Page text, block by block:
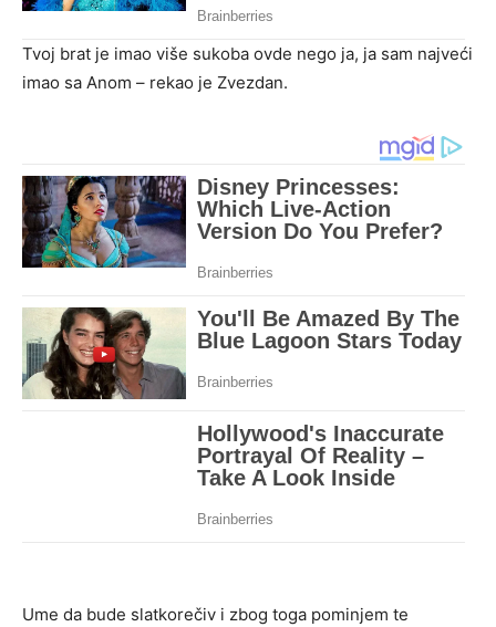
Tvoj brat je imao više sukoba ovde nego ja, ja sam najveći
imao sa Anom – rekao je Zvezdan.
Ume da bude slatkorečiv i zbog toga pominjem te